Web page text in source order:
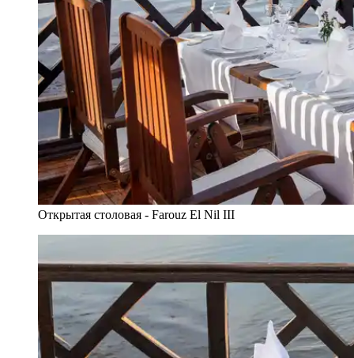
Открытая столовая - Farouz El Nil III